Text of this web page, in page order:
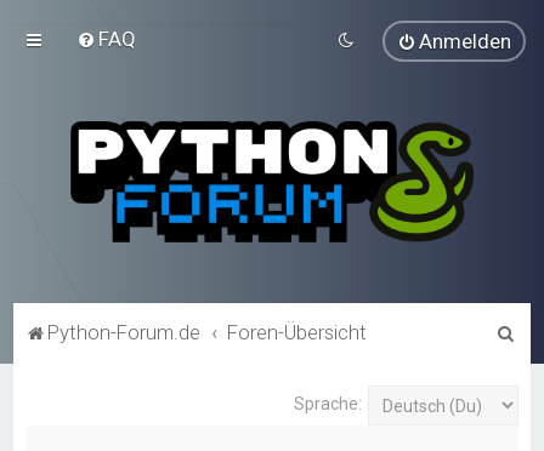
FAQ Anmelden
Python-Forum.de Foren-Übersicht
Sprache: